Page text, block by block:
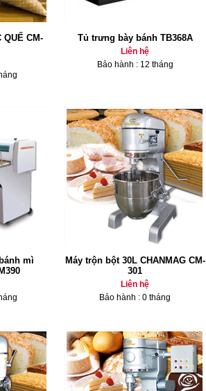
QUẾ CM- Tủ trưng bày bánh TB368A
Liên hệ
Bảo hành : 12 tháng
mì
Máy trộn bột 30L CHANMAG CM-
301
Liên hệ
Bảo hành : 0 tháng